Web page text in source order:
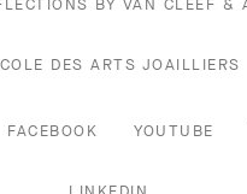
BY VAN CLEEF &
DES ARTS JOAILLIERS
FACEBOOK YOUTUBE